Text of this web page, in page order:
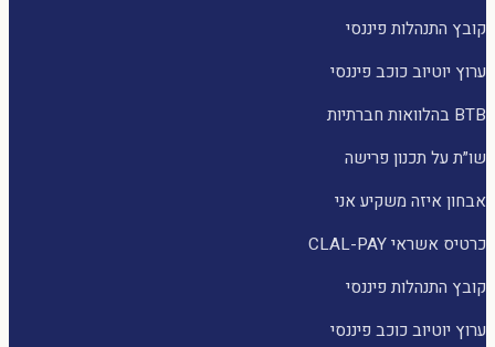
קובץ התנהלות פיננסי
ערוץ יוטיוב כוכב פיננסי
BTB בהלוואות חברתיות
שו״ת על תכנון פרישה
אבחון איזה משקיע אני
כרטיס אשראי CLAL-PAY
קובץ התנהלות פיננסי
ערוץ יוטיוב כוכב פיננסי